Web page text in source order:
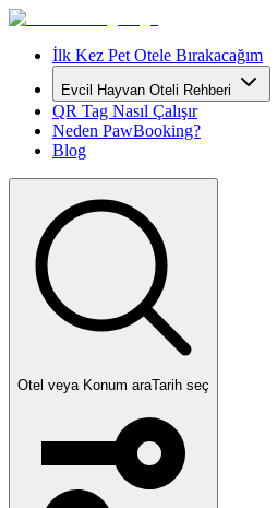
İlk Kez Pet Otele Bırakacağım
Evcil Hayvan Oteli Rehberi
QR Tag Nasıl Çalışır
Neden PawBooking?
Blog
Otel veya Konum araTarih seç